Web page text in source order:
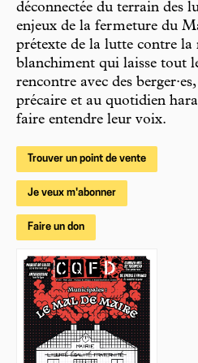
déconnectée du terrain des
enjeux de la fermeture du
prétexte de la lutte contre la
blanchiment qui laisse tout
rencontre avec des
précaire et au quotidien
faire entendre leur voix.
Trouver un point de vente
Je veux m'abonner
Faire un don